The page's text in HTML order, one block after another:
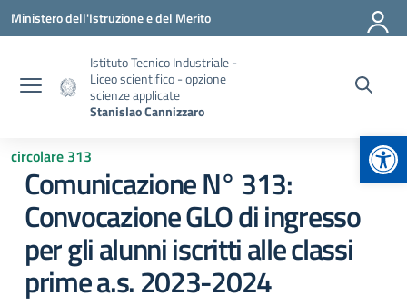
Vai ai contenuti
Vai al menu di navigazione
Vai al footer
Ministero dell'Istruzione e del Merito
Istituto Tecnico Industriale -
Liceo scientifico - opzione
scienze applicate
Stanislao Cannizzaro
circolare 313
Comunicazione N° 313:
Convocazione GLO di ingresso
per gli alunni iscritti alle classi
prime a.s. 2023-2024